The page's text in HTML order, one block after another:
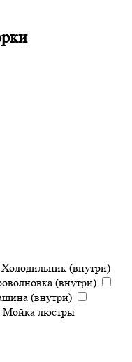
Холодильник (внутри)
(внутри)
(внутри)
Мойка люстры